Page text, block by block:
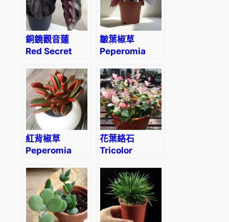
銅鏡觀音蓮
Red Secret
cuprea red)
皺葉椒草
Peperomia
紅背椒草
Peperomia
花葉絡石
Tricolor
(Trachelospermum
tricolor)